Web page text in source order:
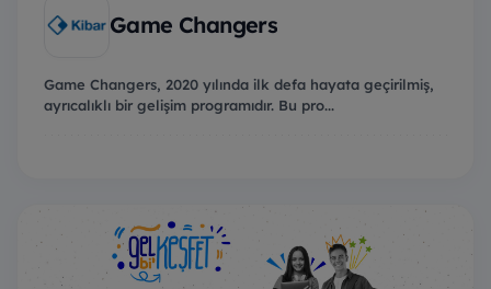
Game Changers
Game Changers, 2020 yılında ilk defa hayata geçirilmiş,
ayrıcalıklı bir gelişim programıdır. Bu pro...